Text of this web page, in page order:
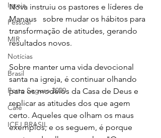
Igreja
Pessoal
MIR
Notícias
Brasil
Porto Seguro 2020
Café
ICEJ BRASIL
Nova instruiu os pastores e líderes de
Manaus   sobre mudar os hábitos para
transformação de atitudes, gerando
resultados novos.
Sobre manter uma vida devocional
santa na igreja, é continuar olhando
para os modelos da Casa de Deus e
replicar as atitudes dos que agem
certo. Aqueles que olham os maus
exemplos, e os seguem, é porque